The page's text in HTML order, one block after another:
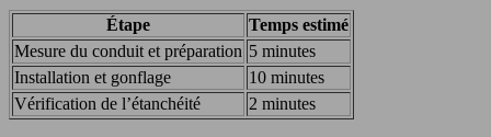
Étape
Temps estimé
Mesure du conduit et préparation 5 minutes
Installation et gonflage
10 minutes
Vérification de l’étanchéité
2 minutes